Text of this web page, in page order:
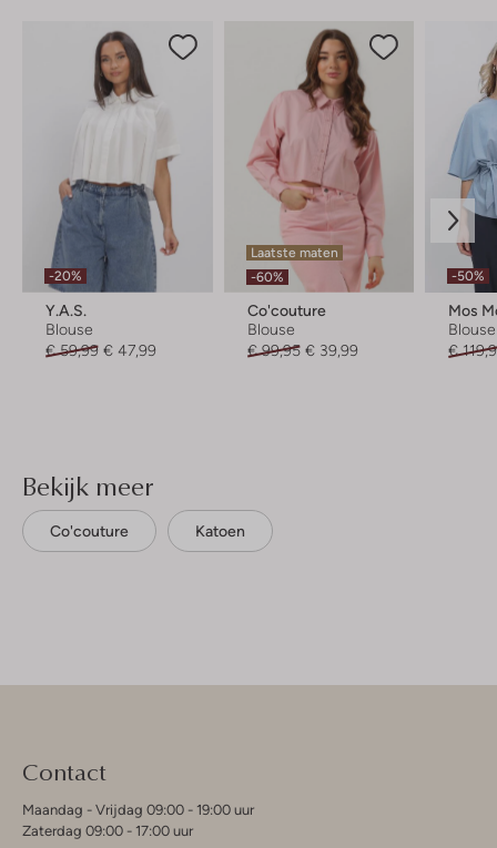
-20%
Y.a.s.
Blouse
€ 59,99 € 47,99
Laatste maten
-60%
Co'couture
Blouse
€ 99,95 € 39,99
-50%
Mos
Blouse
€
Bekijk meer
Co'couture Katoen
Contact
Maandag - Vrijdag 09:00 - 19:00 uur
Zaterdag 09:00 - 17:00 uur